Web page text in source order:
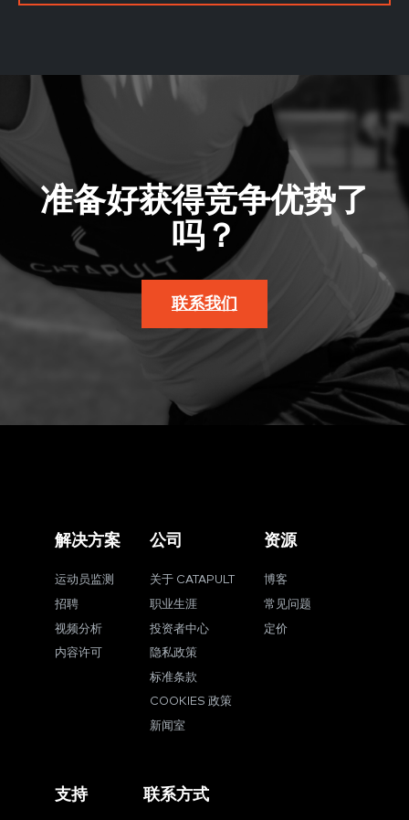
准备好获得竞争优势了
吗？
联系我们
解决方案
运动员监测
招聘
视频分析
内容许可
公司
关于 CATAPULT
职业生涯
投资者中心
隐私政策
标准条款
COOKIES 政策
新闻室
资源
博客
常见问题
定价
支持 联系方式